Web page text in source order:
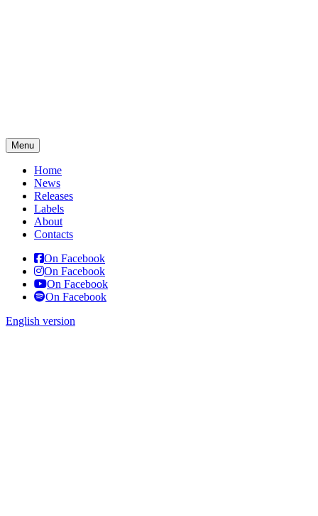
Menu
Home
News
Releases
Labels
About
Contacts
On Facebook
On Facebook
On Facebook
On Facebook
English version